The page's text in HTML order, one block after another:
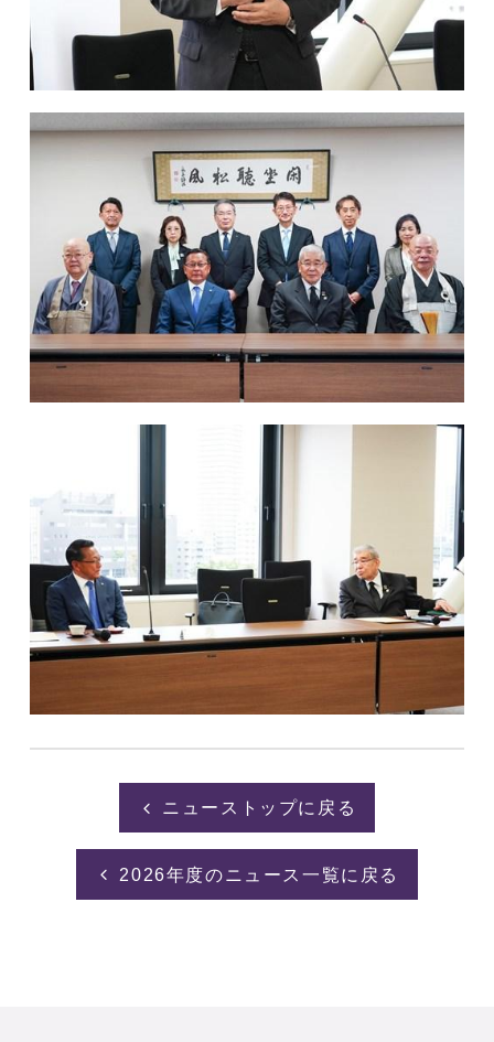
ニューストップに戻る
2026年度のニュース一覧に戻る